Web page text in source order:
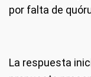
por falta de
La respuesta